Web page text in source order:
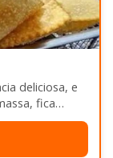
deliciosa, e
fica